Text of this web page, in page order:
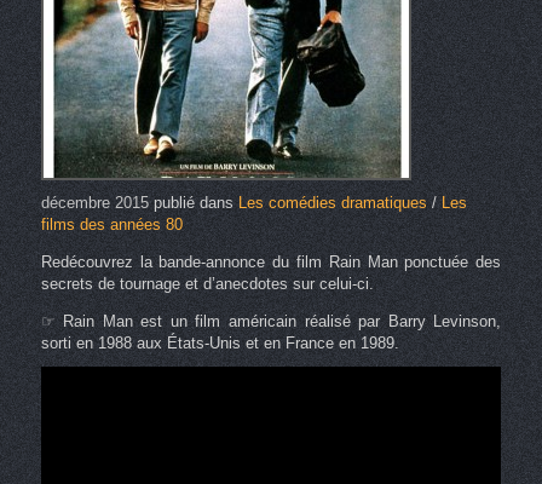
décembre 2015publié dans Les comédies dramatiques /Les
films des années 80
Redécouvrez la bande-annonce du film Rain Man ponctuée des
secrets de tournage et d’anecdotes sur celui-ci.
☞ Rain Man est un film américain réalisé par Barry Levinson,
sorti en 1988 aux États-Unis et en France en 1989.